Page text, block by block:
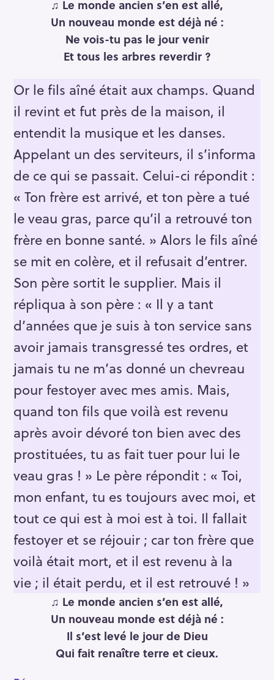
♫ Le monde ancien s’en est allé,
Un nouveau monde est déjà né :
Ne vois-tu pas le jour venir
Et tous les arbres reverdir ?
Or le fils aîné était aux champs. Quand
il revint et fut près de la maison, il
entendit la musique et les danses.
Appelant un des serviteurs, il s’informa
de ce qui se passait. Celui-ci répondit :
« Ton frère est arrivé, et ton père a tué
le veau gras, parce qu’il a retrouvé ton
frère en bonne santé. » Alors le fils aîné
se mit en colère, et il refusait d’entrer.
Son père sortit le supplier. Mais il
répliqua à son père : « Il y a tant
d’années que je suis à ton service sans
avoir jamais transgressé tes ordres, et
jamais tu ne m’as donné un chevreau
pour festoyer avec mes amis. Mais,
quand ton fils que voilà est revenu
après avoir dévoré ton bien avec des
prostituées, tu as fait tuer pour lui le
veau gras ! » Le père répondit : « Toi,
mon enfant, tu es toujours avec moi, et
tout ce qui est à moi est à toi. Il fallait
festoyer et se réjouir ; car ton frère que
voilà était mort, et il est revenu à la
vie ; il était perdu, et il est retrouvé ! »
♫ Le monde ancien s’en est allé,
Un nouveau monde est déjà né :
Il s’est levé le jour de Dieu
Qui fait renaître terre et cieux.